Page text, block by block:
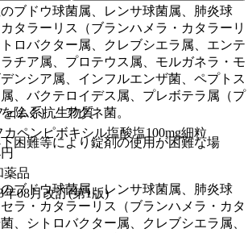
ブドウ球菌属、レンサ球菌属、肺炎球
タラーリス（ブランハメラ・カタラーリ
ロバクター属、クレブシエラ属、エンテ
チア属、プロテウス属、モルガネラ・モ
ンシア属、インフルエンザ菌、ペプトス
、バクテロイデス属、プレボテラ属（プ
除く）、アクネ菌。
困難等により錠剤の使用が困難な場
ブドウ球菌属、レンサ球菌属、肺炎球
ラ・カタラーリス（ブランハメラ・カタ
、シトロバクター属、クレブシエラ属、
ェム系抗生物質
カペンピボキシル塩酸塩100mg細粒
円
薬品
年08月改訂(第1版)